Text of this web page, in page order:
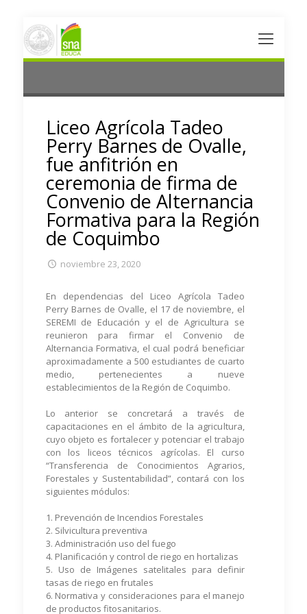
Liceo Agrícola Tadeo
Perry Barnes de Ovalle,
fue anfitrión en
ceremonia de firma de
Convenio de Alternancia
Formativa para la Región
de Coquimbo
noviembre 23, 2020
En dependencias del Liceo Agrícola Tadeo
Perry Barnes de Ovalle, el 17 de noviembre, el
SEREMI de Educación y el de Agricultura se
reunieron para firmar el Convenio de
Alternancia Formativa, el cual podrá beneficiar
aproximadamente a 500 estudiantes de cuarto
medio, pertenecientes a nueve
establecimientos de la Región de Coquimbo.
Lo anterior se concretará a través de
capacitaciones en el ámbito de la agricultura,
cuyo objeto es fortalecer y potenciar el trabajo
con los liceos técnicos agrícolas. El curso
“Transferencia de Conocimientos Agrarios,
Forestales y Sustentabilidad”, contará con los
siguientes módulos:
1. Prevención de Incendios Forestales
2. Silvicultura preventiva
3. Administración uso del fuego
4. Planificación y control de riego en hortalizas
5. Uso de Imágenes satelitales para definir
tasas de riego en frutales
6. Normativa y consideraciones para el manejo
de productos fitosanitarios.